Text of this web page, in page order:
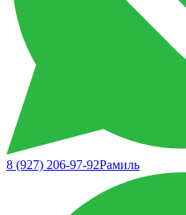
8 (927) 206-97-92Рамиль